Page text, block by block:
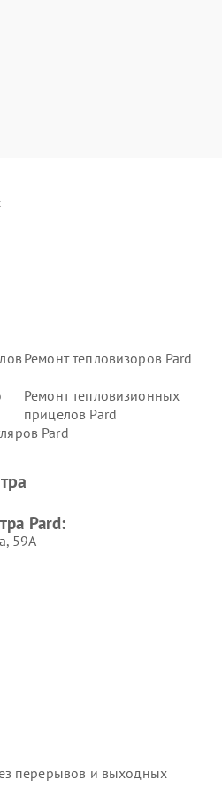
Ремонт тепловизоров Pard
Ремонт тепловизионных
прицелов Pard
Pard
Pard:
59А
перерывов и выходных